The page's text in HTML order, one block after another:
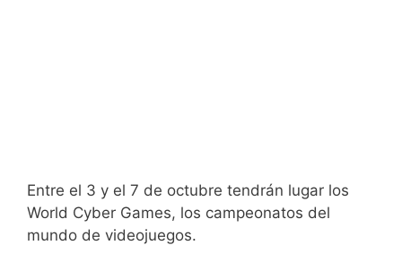
Entre el 3 y el 7 de octubre tendrán lugar los
World Cyber Games, los campeonatos del
mundo de videojuegos.